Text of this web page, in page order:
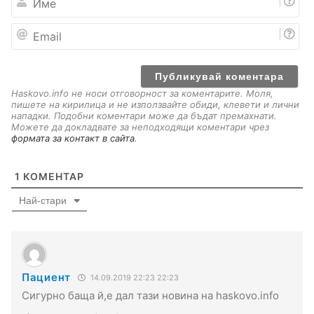
е
E
a
Haskovo.info не носи отговорност за коментарите. Моля,
пишете на кирилица и не използвайте обиди, клевети и лични
нападки. Подобни коментари може да бъдат премахнати.
Можете да докладвате за неподходящи коментари чрез
формата за контакт в сайта.
1 КОМЕНТАР
Най-стари
Пациент 14.09.2019 22:23 22:23
Сигурно баща й,е дал тази новина на haskovo.info